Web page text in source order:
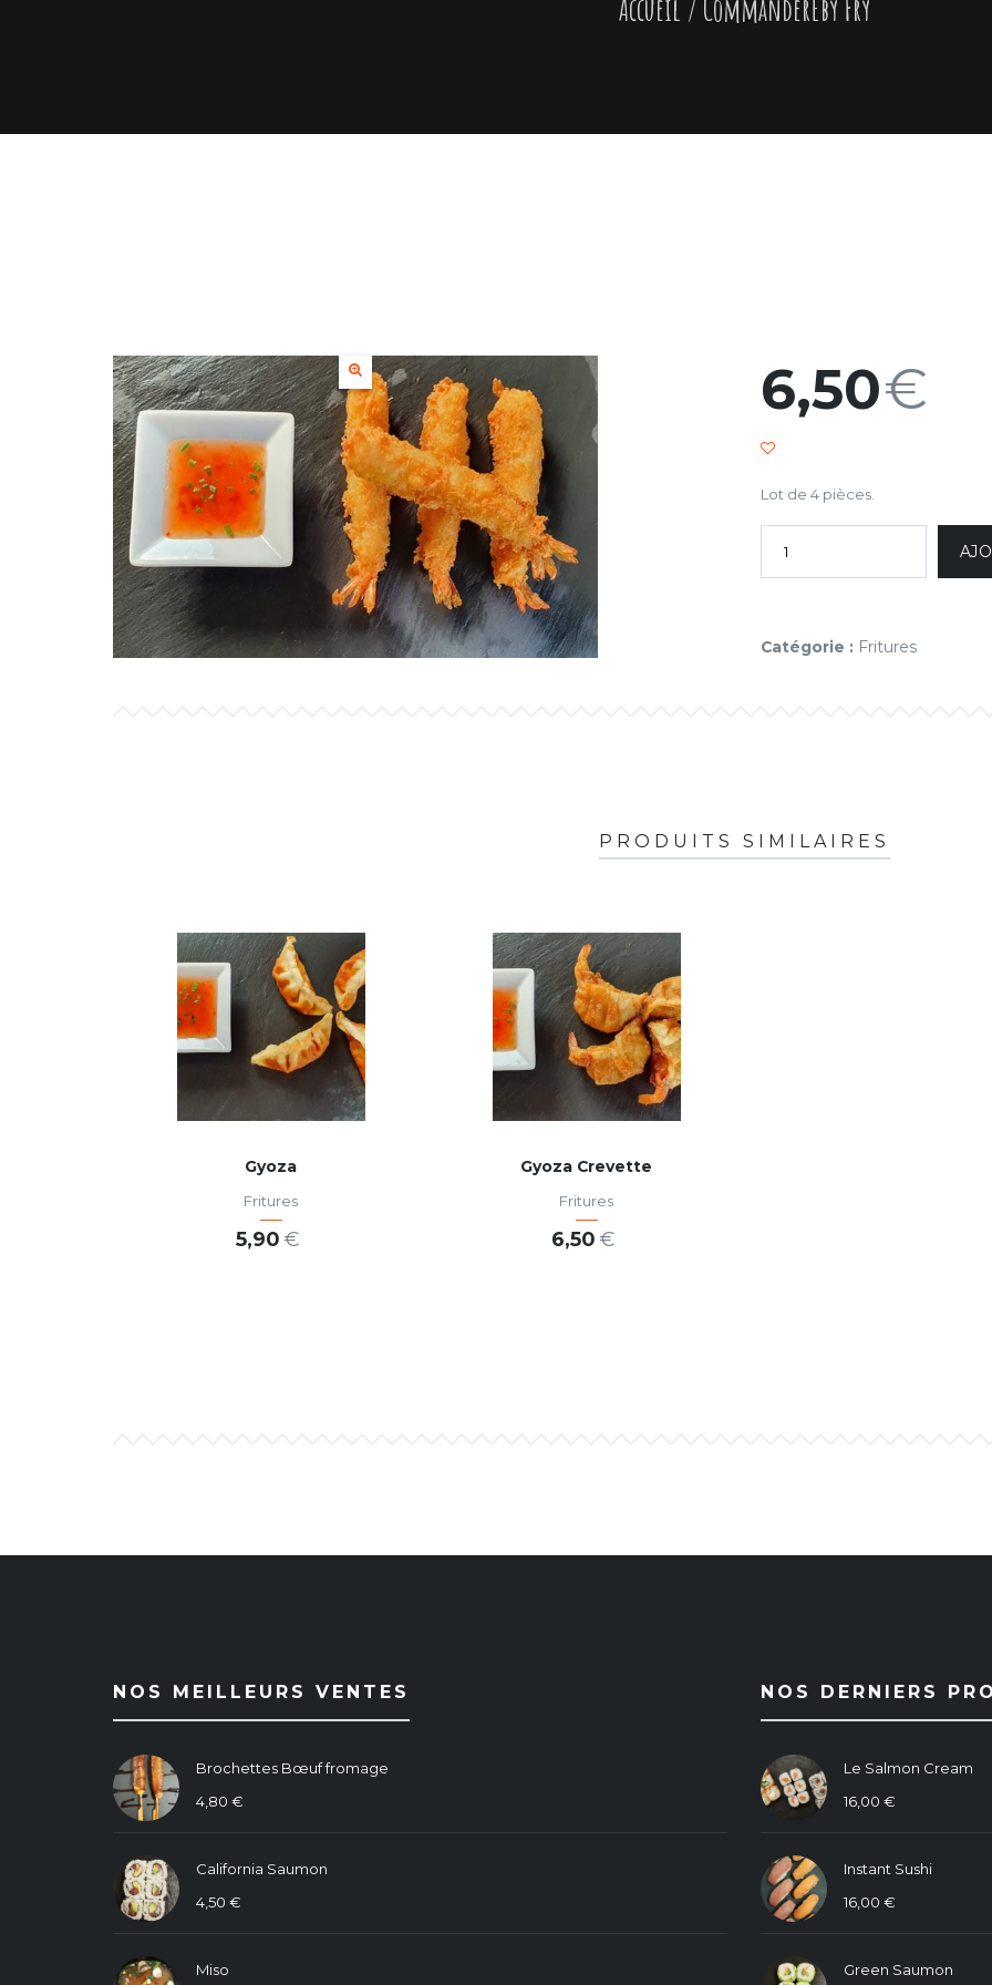
Accueil / CommanderEby Fry
6,50€
Lot de 4 pièces.
Catégorie : Fritures
PRODUITS SIMILAIRES
Gyoza
Fritures
5,90 €
Gyoza Crevette
Fritures
6,50 €
NOS MEILLEURS VENTES
Brochettes Bœuf fromage
4,80 €
California Saumon
4,50 €
Miso
NOS DERNIERS
Le Salmon Cream
16,00 €
Instant Sushi
16,00 €
Green Saumon